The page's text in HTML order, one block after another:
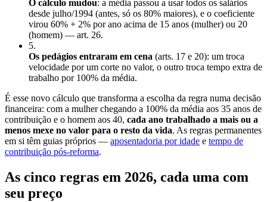
O cálculo mudou: a média passou a usar todos os salários
desde julho/1994 (antes, só os 80% maiores), e o coeficiente
virou 60% + 2% por ano acima de 15 anos (mulher) ou 20
(homem) — art. 26.
5.
Os pedágios entraram em cena (arts. 17 e 20): um troca
velocidade por um corte no valor, o outro troca tempo extra de
trabalho por 100% da média.
É esse novo cálculo que transforma a escolha da regra numa decisão
financeira: com a mulher chegando a 100% da média aos 35 anos de
contribuição e o homem aos 40, cada ano trabalhado a mais ou a
menos mexe no valor para o resto da vida. As regras permanentes
em si têm guias próprios — aposentadoria por idade e tempo de
contribuição pós-reforma.
As cinco regras em 2026, cada uma com
seu preço